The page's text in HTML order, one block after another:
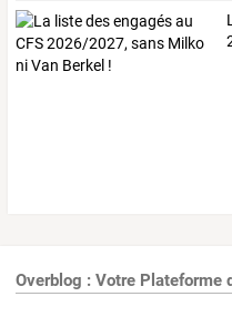
Overblog : Votre Plateforme